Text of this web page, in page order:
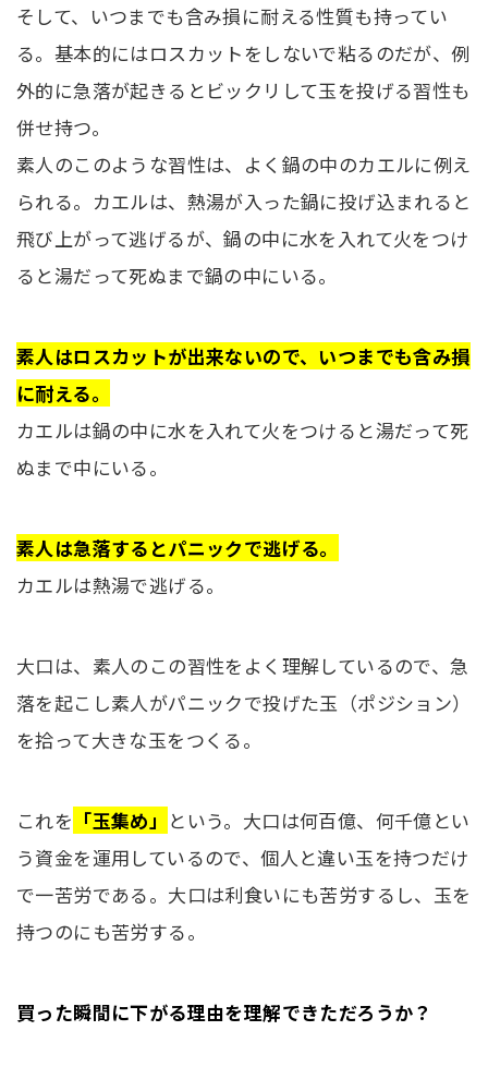
そして、いつまでも含み損に耐える性質も持ってい
る。基本的にはロスカットをしないで粘るのだが、例
外的に急落が起きるとビックリして玉を投げる習性も
併せ持つ。
素人のこのような習性は、よく鍋の中のカエルに例え
られる。カエルは、熱湯が入った鍋に投げ込まれると
飛び上がって逃げるが、鍋の中に水を入れて火をつけ
ると湯だって死ぬまで鍋の中にいる。
素人はロスカットが出来ないので、いつまでも含み損
に耐える。
カエルは鍋の中に水を入れて火をつけると湯だって死
ぬまで中にいる。
素人は急落するとパニックで逃げる。
カエルは熱湯で逃げる。
大口は、素人のこの習性をよく理解しているので、急
落を起こし素人がパニックで投げた玉（ポジション）
を拾って大きな玉をつくる。
これを 「玉集め」 という。大口は何百億、何千億とい
う資金を運用しているので、個人と違い玉を持つだけ
で一苦労である。大口は利食いにも苦労するし、玉を
持つのにも苦労する。
買った瞬間に下がる理由を理解できただろうか？